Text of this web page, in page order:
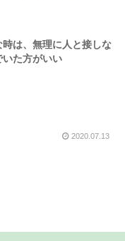
は、無理に人と接しな
いた方がいい
2020.07.13